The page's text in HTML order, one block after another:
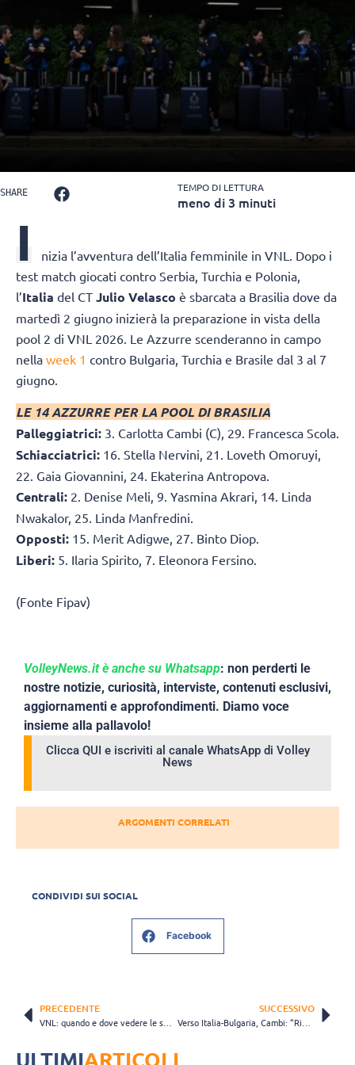
SHARE TEMPO DI LETTURA
meno di 3 minuti
I
nizia l’avventura dell’Italia femminile in VNL. Dopo i
test match giocati contro Serbia, Turchia e Polonia,
l’Italia del CT Julio Velasco è sbarcata a Brasilia dove da
martedì 2 giugno inizierà la preparazione in vista della
pool 2 di VNL 2026. Le Azzurre scenderanno in campo
nella week 1 contro Bulgaria, Turchia e Brasile dal 3 al 7
giugno.
LE 14 AZZURRE PER LA POOL DI BRASILIA
Palleggiatrici: 3. Carlotta Cambi (C), 29. Francesca Scola.
Schiacciatrici: 16. Stella Nervini, 21. Loveth Omoruyi,
22. Gaia Giovannini, 24. Ekaterina Antropova.
Centrali: 2. Denise Meli, 9. Yasmina Akrari, 14. Linda
Nwakalor, 25. Linda Manfredini.
Opposti: 15. Merit Adigwe, 27. Binto Diop.
Liberi: 5. Ilaria Spirito, 7. Eleonora Fersino.
(Fonte Fipav)
VolleyNews.it è anche su Whatsapp: non perderti le
nostre notizie, curiosità, interviste, contenuti esclusivi,
aggiornamenti e approfondimenti. Diamo voce
insieme alla pallavolo!
Clicca QUI e iscriviti al canale WhatsApp di Volley
News
ARGOMENTI CORRELATI
CONDIVIDI SUI SOCIAL
Facebook
PRECEDENTE SUCCESSIVO
ULTIMIARTICOLI